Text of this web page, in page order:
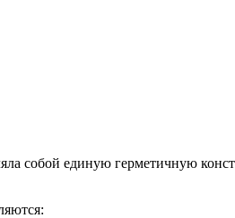
собой единую герметичную